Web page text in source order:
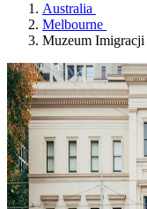
Australia
Melbourne
Muzeum